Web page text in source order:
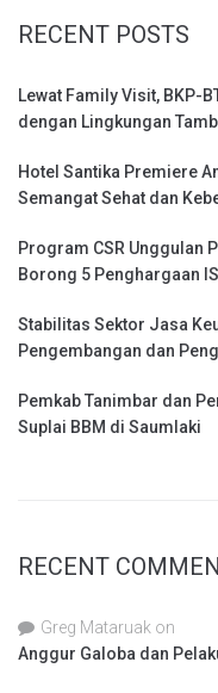
RECENT POSTS
Lewat Family Visit, BKP-
dengan Lingkungan
Hotel Santika Premiere
Semangat Sehat dan
Program CSR Unggulan
Borong 5 Penghargaan
Stabilitas Sektor Jasa
Pengembangan dan
Pemkab Tanimbar dan
Suplai BBM di Saumlaki
RECENT
Greg Mataruak on
Anggur Galoba dan